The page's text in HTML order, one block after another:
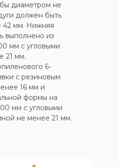
диаметром не
должен быть
42 мм. Нижняя
выполнено из
мм с угловыми
21 мм.
6-
с резиновым
16 мм и
формы на
мм с угловыми
не менее 21 мм.